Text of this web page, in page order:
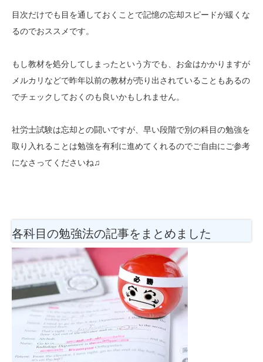
目次だけでも目を通しておくことで記憶の忘却スピードが緩くな
るのでおススメです。
もし教材を処分してしまったという方でも、お金はかかりますが
メルカリなどで昨年以前の教材が売り出されていることもあるの
でチェックしておくのも良いかもしれません。
社労士試験は忘却との闘いですが、早い段階で別の科目の勉強を
取り入れることは勉強を有利に進めてくれるのでご自由にご参考
になさってくださいね♫
各科目の勉強法の記事をまとめました